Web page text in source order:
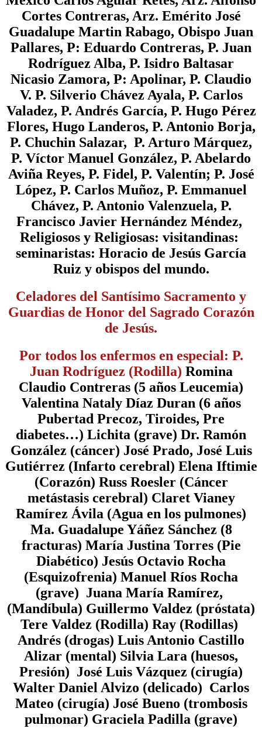
Cortes Contreras, Arz. Emérito José
Guadalupe Martin Rabago, Obispo Juan
Pallares, P: Eduardo Contreras, P. Juan
Rodríguez Alba, P. Isidro Baltasar
Nicasio Zamora, P: Apolinar, P. Claudio
V. P. Silverio Chávez Ayala, P. Carlos
Valadez, P. Andrés García, P. Hugo Pérez
Flores, Hugo Landeros, P. Antonio Borja,
P. Chuchin Salazar, P. Arturo Márquez,
P. Víctor Manuel González, P. Abelardo
Aviña Reyes, P. Fidel, P. Valentín; P. José
López, P. Carlos Muñoz, P. Emmanuel
Chávez, P. Antonio Valenzuela, P.
Francisco Javier Hernández Méndez,
Religiosos y Religiosas: visitandinas:
seminaristas: Horacio de Jesús García
Ruiz y obispos del mundo.
Celadores del Santísimo Sacramento y
Guardias de Honor del Sagrado Corazón
de Jesús.
Por todos los enfermos en especial: P.
Juan Rodríguez (Rodilla) Romina
Claudio Contreras (5 años Leucemia)
Valentina Nataly Díaz Duran (6 años
Pubertad Precoz, Tiroides, Pre
diabetes…) Lichita (grave) Dr. Ramón
González (cáncer) José Prado, José Luis
Gutiérrez (Infarto cerebral) Elena Iftimie
(Corazón) Russ Roesler (Cáncer
metástasis cerebral) Claret Vianey
Ramírez Ávila (Agua en los pulmones)
Ma. Guadalupe Yáñez Sánchez (8
fracturas) María Justina Torres (Pie
Diabético) Jesús Octavio Rocha
(Esquizofrenia) Manuel Ríos Rocha
(grave) Juana María Ramírez,
(Mandíbula) Guillermo Valdez (próstata)
Tere Valdez (Rodilla) Ray (Rodillas)
Andrés (drogas) Luis Antonio Castillo
Alizar (mental) Silvia Lara (huesos,
Presión) José Luis Vázquez (cirugía)
Walter Daniel Alvizo (delicado) Carlos
Mateo (cirugía) José Bueno (trombosis
pulmonar) Graciela Padilla (grave)